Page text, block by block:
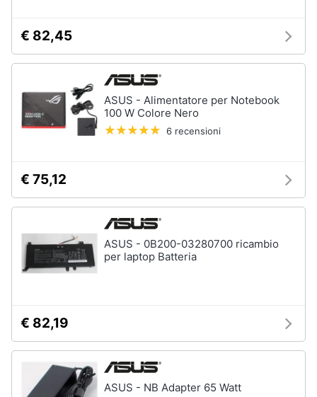
€ 82,45
ASUS - Alimentatore per Notebook
100 W Colore Nero
6 recensioni
€ 75,12
ASUS - 0B200-03280700 ricambio
per laptop Batteria
€ 82,19
ASUS - NB Adapter 65 Watt